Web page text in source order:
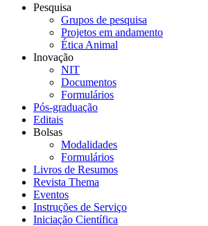
Pesquisa
Grupos de pesquisa
Projetos em andamento
Ética Animal
Inovação
NIT
Documentos
Formulários
Pós-graduação
Editais
Bolsas
Modalidades
Formulários
Livros de Resumos
Revista Thema
Eventos
Instruções de Serviço
Iniciação Científica